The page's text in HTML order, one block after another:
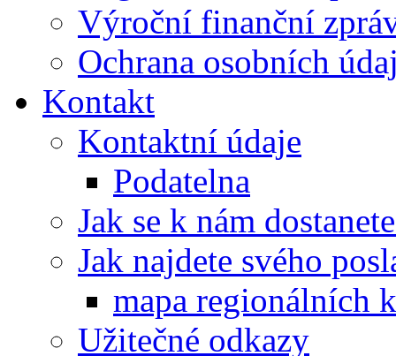
Výroční finanční
Ochrana osobních
Kontakt
Kontaktní údaje
Podatelna
Jak se k nám
Jak najdete svého
mapa regionálních
Užitečné odkazy